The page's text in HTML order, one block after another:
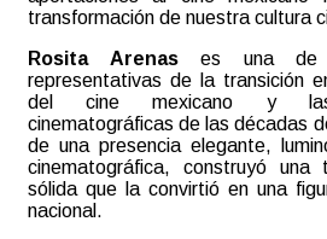
transformación de nuestra cultura
Rosita Arenases una de
representativas de la transición
del cine mexicano y las
cinematográficas de las décadas
de una presencia elegante,
cinematográfica, construyó
sólida que la convirtió en una
nacional.